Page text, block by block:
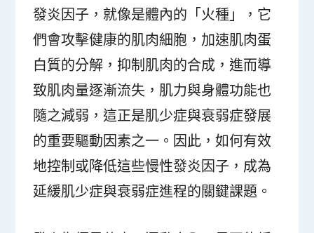
發炎因子，就像是體內的「火種」，它
們會攻擊健康的肌肉細胞，加速肌肉蛋
白質的分解，抑制肌肉的合成，進而導
致肌肉量逐漸流失，肌力與身體功能也
隨之減弱，這正是肌少症與衰弱症發展
的重要驅動因素之一。因此，如何有效
地控制或降低這些慢性發炎因子，成為
延緩肌少症與衰弱症進程的關鍵課題。